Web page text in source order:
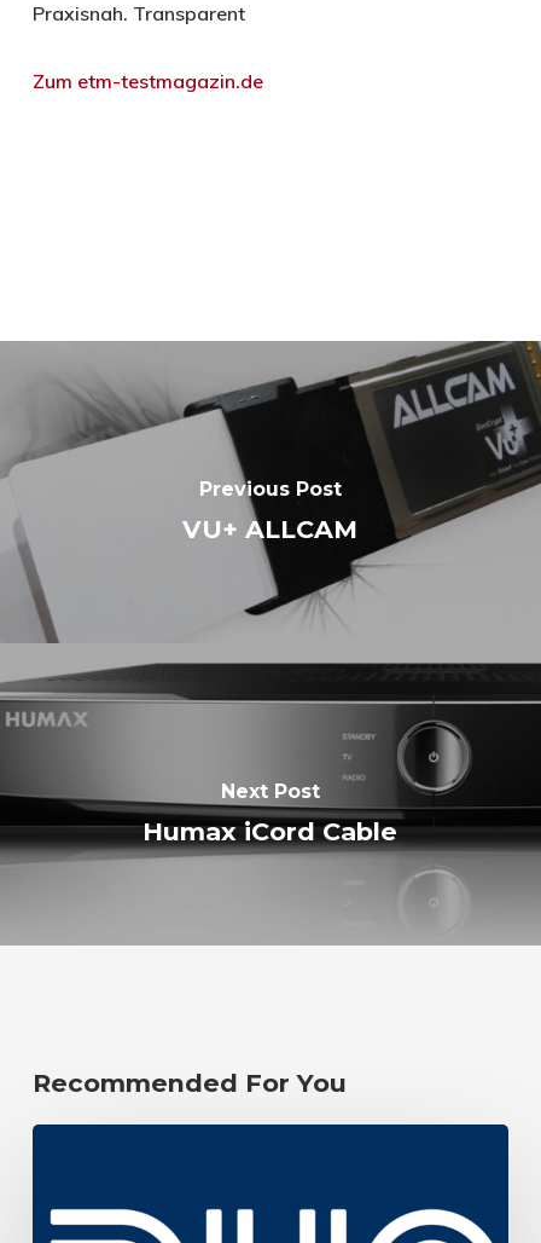
Praxisnah. Transparent
Zum etm-testmagazin.de
Previous Post
VU+ ALLCAM
Next Post
Humax iCord Cable
Recommended For You